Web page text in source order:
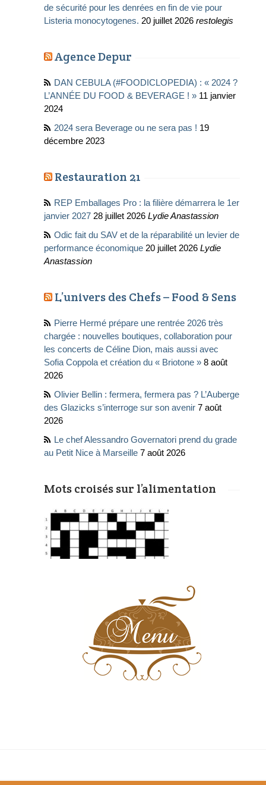
de sécurité pour les denrées en fin de vie pour
Listeria monocytogenes. 20 juillet 2026 restolegis
Agence Depur
DAN CEBULA (#FOODICLOPEDIA) : « 2024 ?
L’ANNÉE DU FOOD & BEVERAGE ! » 11 janvier
2024
2024 sera Beverage ou ne sera pas ! 19
décembre 2023
Restauration 21
REP Emballages Pro : la filière démarrera le 1er
janvier 2027 28 juillet 2026 Lydie Anastassion
Odic fait du SAV et de la réparabilité un levier de
performance économique 20 juillet 2026 Lydie
Anastassion
L’univers des Chefs – Food & Sens
Pierre Hermé prépare une rentrée 2026 très
chargée : nouvelles boutiques, collaboration pour
les concerts de Céline Dion, mais aussi avec
Sofia Coppola et création du « Briotone » 8 août
2026
Olivier Bellin : fermera, fermera pas ? L’Auberge
des Glazicks s’interroge sur son avenir 7 août
2026
Le chef Alessandro Governatori prend du grade
au Petit Nice à Marseille 7 août 2026
Mots croisés sur l’alimentation